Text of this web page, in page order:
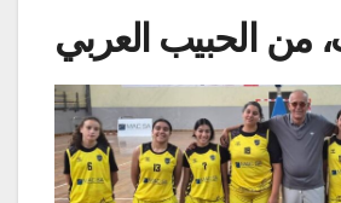
من الحبيب العربي